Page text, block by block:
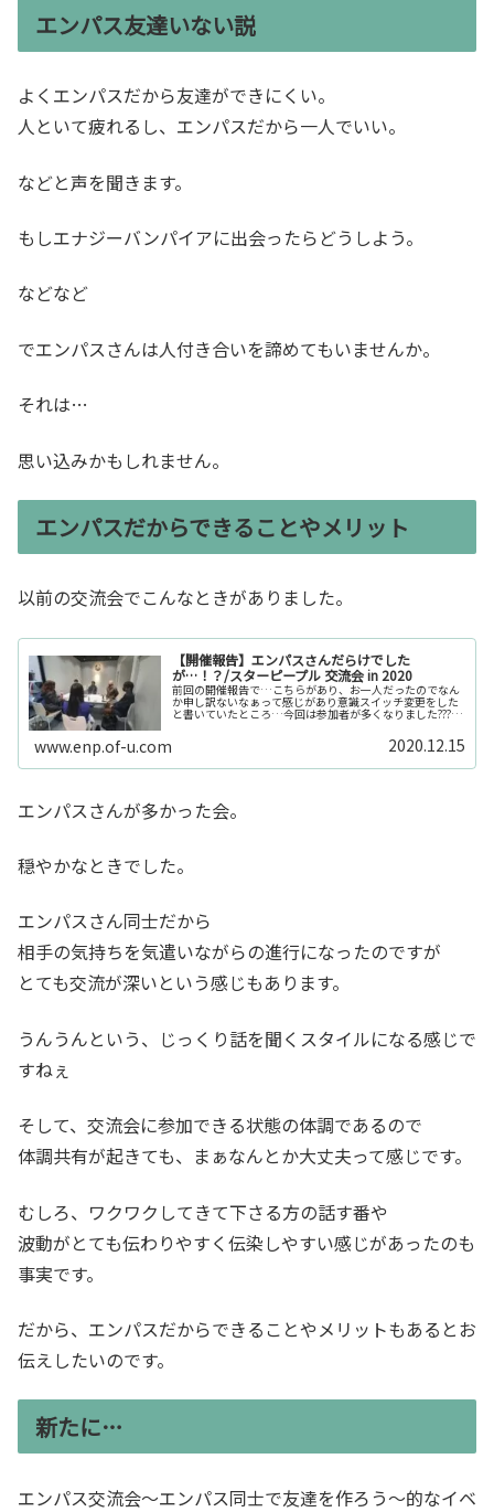
エンパス友達いない説
よくエンパスだから友達ができにくい。
人といて疲れるし、エンパスだから一人でいい。
などと声を聞きます。
もしエナジーバンパイアに出会ったらどうしよう。
などなど
でエンパスさんは人付き合いを諦めてもいませんか。
それは…
思い込みかもしれません。
エンパスだからできることやメリット
以前の交流会でこんなときがありました。
【開催報告】エンパスさんだらけでした
が…！？/スターピープル 交流会 in 2020
前回の開催報告で…こちらがあり、お一人だったのでなん
か申し訳ないなぁって感じがあり意識スイッチ変更をした
と書いていたところ…今回は参加者が多くなりました????
www.enp.of-u.com 2020.12.15
エンパスさんが多かった会。
穏やかなときでした。
エンパスさん同士だから
相手の気持ちを気遣いながらの進行になったのですが
とても交流が深いという感じもあります。
うんうんという、じっくり話を聞くスタイルになる感じで
すねぇ
そして、交流会に参加できる状態の体調であるので
体調共有が起きても、まぁなんとか大丈夫って感じです。
むしろ、ワクワクしてきて下さる方の話す番や
波動がとても伝わりやすく伝染しやすい感じがあったのも
事実です。
だから、エンパスだからできることやメリットもあるとお
伝えしたいのです。
新たに…
エンパス交流会～エンパス同士で友達を作ろう～的なイベ